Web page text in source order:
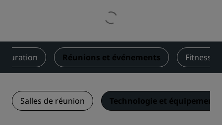
Réunions et événements Fitness
Salles de réunion Technologie et équipements